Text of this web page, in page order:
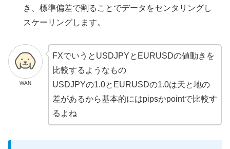
き、標準偏差で割ることでデータをセンタリングし
スケーリングします。
WAN
FXでいうとUSDJPYとEURUSDの値動きを
比較するようなもの
USDJPYの1.0とEURUSDの1.0は天と地の
差があるから基本的にはpipsかpointで比較す
るよね